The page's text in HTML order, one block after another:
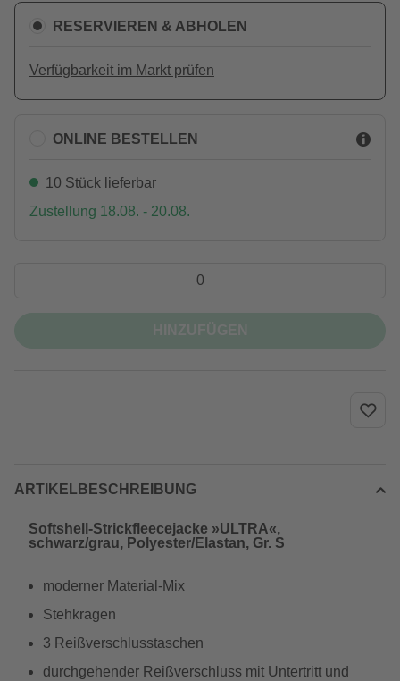
RESERVIEREN & ABHOLEN
Verfügbarkeit im Markt prüfen
ONLINE BESTELLEN
10 Stück lieferbar
Zustellung 18.08. - 20.08.
ARTIKELBESCHREIBUNG
Softshell-Strickfleecejacke »ULTRA«,
schwarz/grau, Polyester/Elastan, Gr. S
moderner Material-Mix
Stehkragen
3 Reißverschlusstaschen
durchgehender Reißverschluss mit Untertritt und